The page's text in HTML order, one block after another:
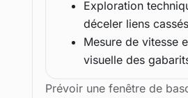
Exploration
déceler liens
Mesure de vitesse
visuelle des
Prévoir une fenêtre de